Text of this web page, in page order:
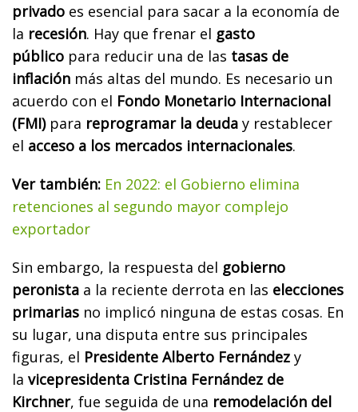
privado es esencial para sacar a la economía de
la recesión. Hay que frenar el gasto
público para reducir una de las tasas de
inflación más altas del mundo. Es necesario un
acuerdo con el Fondo Monetario Internacional
(FMI) para reprogramar la deuda y restablecer
el acceso a los mercados internacionales.
Ver también: En 2022: el Gobierno elimina
retenciones al segundo mayor complejo
exportador
Sin embargo, la respuesta del gobierno
peronista a la reciente derrota en las elecciones
primarias no implicó ninguna de estas cosas. En
su lugar, una disputa entre sus principales
figuras, el Presidente Alberto Fernández y
la vicepresidenta Cristina Fernández de
Kirchner, fue seguida de una remodelación del